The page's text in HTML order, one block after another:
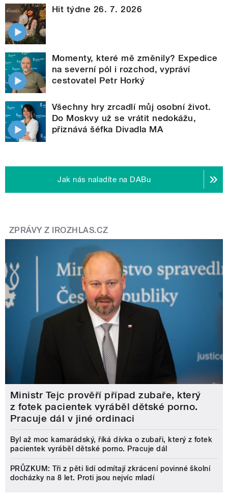
Hit týdne 26. 7. 2026
Momenty, které mě změnily? Expedice
na severní pól i rozchod, vypráví
cestovatel Petr Horký
Všechny hry zrcadlí můj osobní život.
Do Moskvy už se vrátit nedokážu,
přiznává šéfka Divadla MA
Jak nás naladíte na DABu
ZPRÁVY Z IROZHLAS.CZ
Ministr Tejc prověří případ zubaře, který
z fotek pacientek vyráběl dětské porno.
Pracuje dál v jiné ordinaci
Byl až moc kamarádský, říká dívka o zubaři, který z fotek
pacientek vyráběl dětské porno. Pracuje dál
PRŮZKUM: Tři z pěti lidí odmítají zkrácení povinné školní
docházky na 8 let. Proti jsou nejvíc mladí